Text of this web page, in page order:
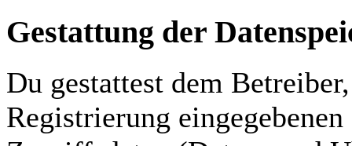
Gestattung der
Du gestattest dem
Registrierung